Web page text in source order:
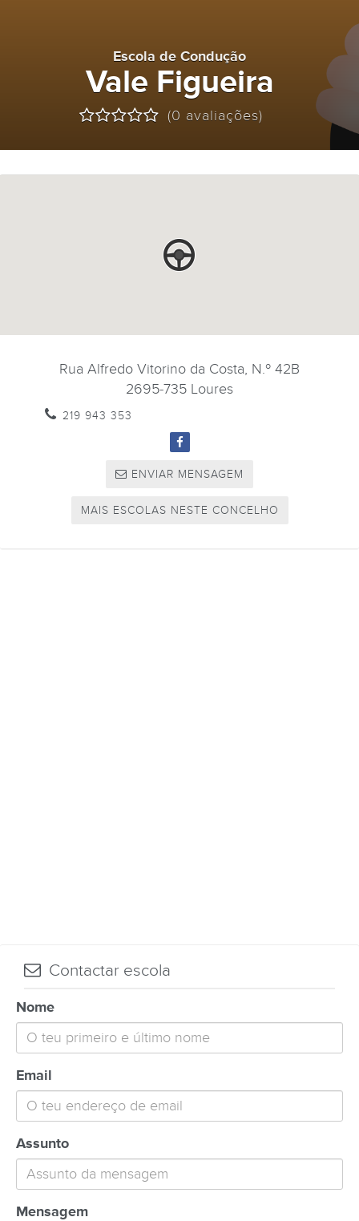
Escola de Condução
Vale Figueira
(0 avaliações)
Rua Alfredo Vitorino da Costa, N.º 42B
2695-735 Loures
219 943 353
ENVIAR MENSAGEM
MAIS ESCOLAS NESTE CONCELHO
Contactar escola
Nome
Email
Assunto
Mensagem